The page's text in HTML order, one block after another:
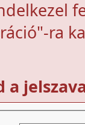
ra
a